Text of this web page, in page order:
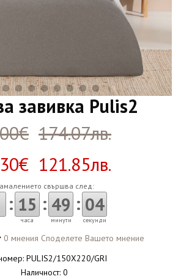
завивка Pulis2
174.07лв.
121.85лв.
свършва след:
: 15
часа
: 49
минути
: 04
секунди
0 мнения Споделете Вашето мнение
PULIS2/150X220/GRI
Наличност: 0